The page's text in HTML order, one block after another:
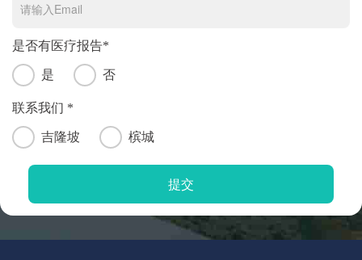
是否有医疗报告*
是 否
联系我们 *
吉隆坡 槟城